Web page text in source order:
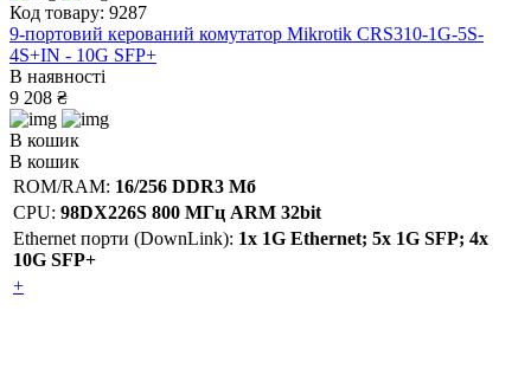
Код товару: 9287
9-портовий керований комутатор Mikrotik CRS310-1G-5S-
4S+IN - 10G SFP+
В наявності
9 208 ₴
В кошик
В кошик
ROM/RAM: 16/256 DDR3 Мб
CPU: 98DX226S 800 МГц ARM 32bit
Ethernet порти (DownLink): 1х 1G Ethernet; 5х 1G SFP; 4х
10G SFP+
+